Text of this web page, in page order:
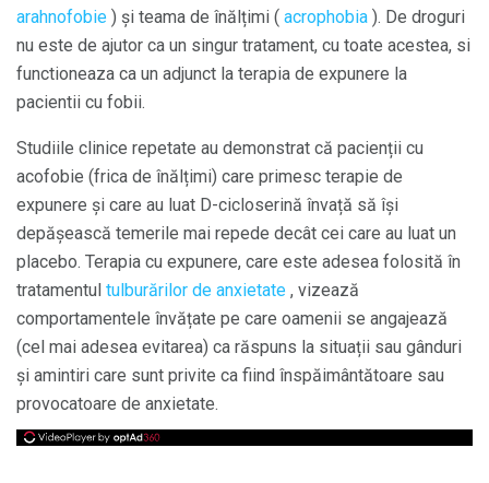
arahnofobie ) și teama de înălțimi ( acrophobia ). De droguri
nu este de ajutor ca un singur tratament, cu toate acestea, si
functioneaza ca un adjunct la terapia de expunere la
pacientii cu fobii.
Studiile clinice repetate au demonstrat că pacienții cu
acofobie (frica de înălțimi) care primesc terapie de
expunere și care au luat D-cicloserină învață să își
depășească temerile mai repede decât cei care au luat un
placebo. Terapia cu expunere, care este adesea folosită în
tratamentul tulburărilor de anxietate , vizează
comportamentele învățate pe care oamenii se angajează
(cel mai adesea evitarea) ca răspuns la situații sau gânduri
și amintiri care sunt privite ca fiind înspăimântătoare sau
provocatoare de anxietate.